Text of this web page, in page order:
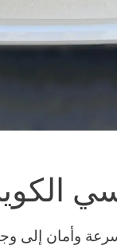
وأمان إلى